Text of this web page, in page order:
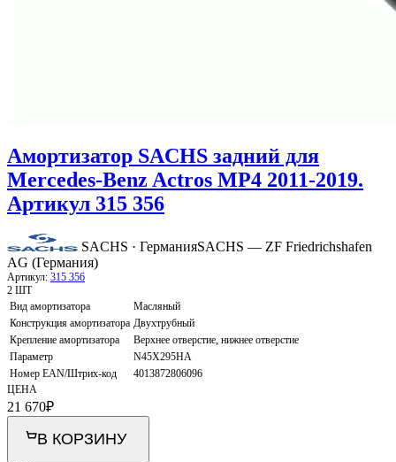
Амортизатор SACHS задний для
Mercedes-Benz Actros MP4 2011-2019.
Артикул 315 356
SACHS · ГерманияSACHS — ZF Friedrichshafen
AG (Германия)
Артикул: 315 356
2 ШТ
Вид амортизатора
Масляный
Конструкция амортизатора Двухтрубный
Крепление амортизатора
Верхнее отверстие, нижнее отверстие
Параметр
N45X295HA
Номер EAN/Штрих-код
4013872806096
ЦЕНА
21 670₽
В КОРЗИНУ